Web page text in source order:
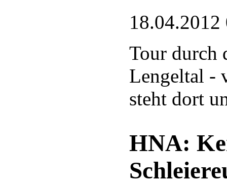
18.04.2012
Tour durch
Lengeltal -
steht dort
HNA: